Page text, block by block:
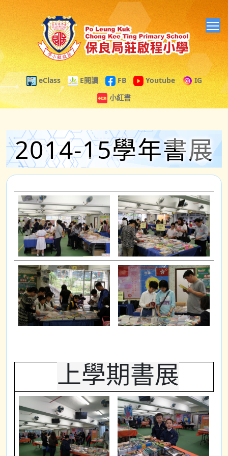
eClass E閱讀 FB Youtube
IG
小紅書
2014-15學年書展
上學期書展